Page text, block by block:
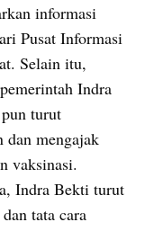
informasi
Pusat Informasi
Selain itu,
Indra
turut
dan mengajak
vaksinasi.
Indra Bekti turut
tata cara